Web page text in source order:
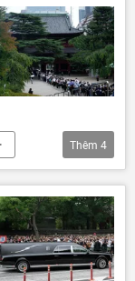
Thêm 4